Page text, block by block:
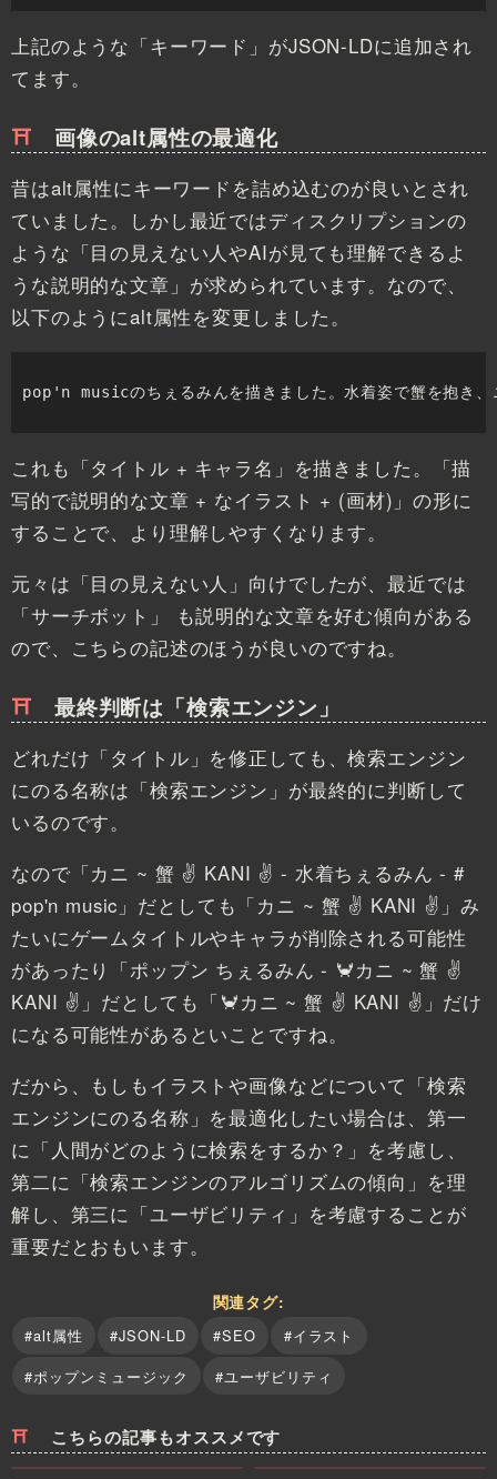
上記のような「キーワード」がJSON-LDに追加され
てます。
画像のalt属性の最適化
昔はalt属性にキーワードを詰め込むのが良いとされ
ていました。しかし最近ではディスクリプションの
ような「目の見えない人やAIが見ても理解できるよ
うな説明的な文章」が求められています。なので、
以下のようにalt属性を変更しました。
pop'n musicのちぇるみんを描きました。水着姿で蟹を抱き
これも「タイトル + キャラ名」を描きました。「描
写的で説明的な文章 + なイラスト + (画材)」の形に
することで、より理解しやすくなります。
元々は「目の見えない人」向けでしたが、最近では
「サーチボット」 も説明的な文章を好む傾向がある
ので、こちらの記述のほうが良いのですね。
最終判断は「検索エンジン」
どれだけ「タイトル」を修正しても、検索エンジン
にのる名称は「検索エンジン」が最終的に判断して
いるのです。
なので「カニ ~ 蟹 ✌ KANI ✌ - 水着ちぇるみん - #
pop'n music」だとしても「カニ ~ 蟹 ✌ KANI ✌」み
たいにゲームタイトルやキャラが削除される可能性
があったり「ポップン ちぇるみん - 🦀カニ ~ 蟹 ✌
KANI ✌」だとしても「🦀カニ ~ 蟹 ✌ KANI ✌」だけ
になる可能性があるといことですね。
だから、もしもイラストや画像などについて「検索
エンジンにのる名称」を最適化したい場合は、第一
に「人間がどのように検索をするか？」を考慮し、
第二に「検索エンジンのアルゴリズムの傾向」を理
解し、第三に「ユーザビリティ」を考慮することが
重要だとおもいます。
関連タグ:
#alt属性
#JSON-LD #SEO
#イラスト
#ポップンミュージック
#ユーザビリティ
こちらの記事もオススメです